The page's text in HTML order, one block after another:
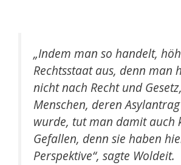
„Indem man so handelt,
Rechtsstaat aus, denn man
nicht nach Recht und
Menschen, deren
wurde, tut man damit auch
Gefallen, denn sie haben
Perspektive“, sagte Woldeit.